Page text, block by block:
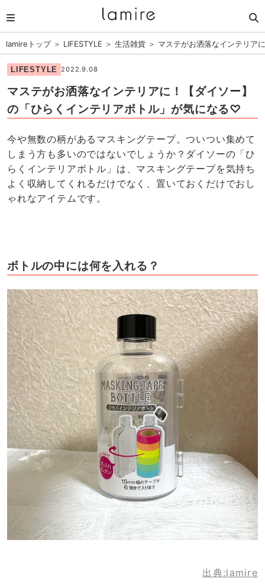
lamireトップ＞ LIFESTYLE ＞ 生活雑貨 ＞ マステがお洒落なインテリア
LIFESTYLE 2022.9.08
マステがお洒落なインテリアに！【ダイソー】
の「ひらくインテリアボトル」が気になる♡
今や無数の柄があるマスキングテープ。ついつい集めて
しまう方も多いのではないでしょうか？ダイソーの「ひ
らくインテリアボトル」は、マスキングテープを気持ち
よく収納してくれるだけでなく、置いておくだけでおし
ゃれなアイテムです。
ボトルの中には何を入れる？
出典:lamire